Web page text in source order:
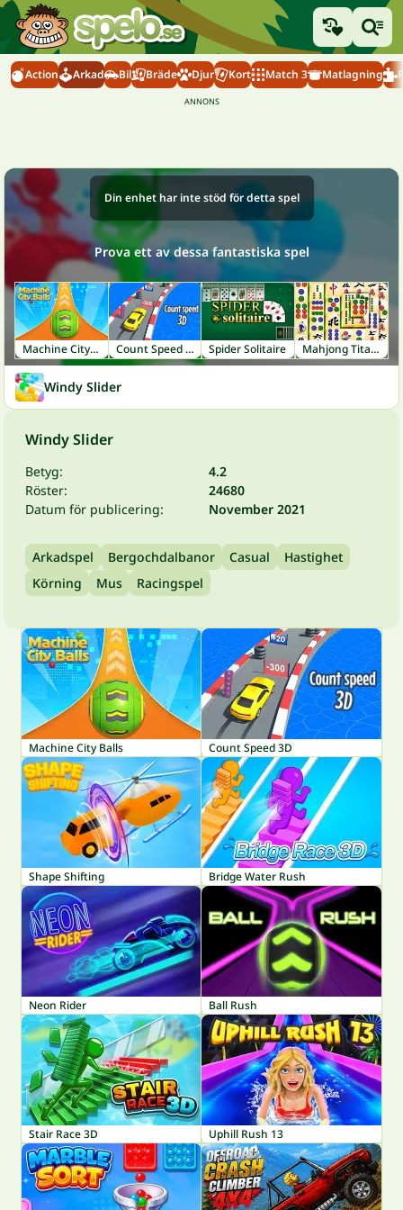
Action Arkad Bil Bräde Djur Kort Match 3 Matlagning
Din enhet har inte stöd för detta spel
Prova ett av dessa fantastiska spel
Machine City Balls Count Speed 3D Spider Solitaire Mahjong Titans
Windy Slider
Windy Slider
Betyg:
4.2
Röster:
24680
Datum för publicering:
November 2021
Arkadspel Bergochdalbanor Casual
Hastighet
Körning
Mus Racingspel
Machine City Balls Count Speed 3D
Shape Shifting Bridge Water Rush
Neon Rider Ball Rush
Stair Race 3D Uphill Rush 13